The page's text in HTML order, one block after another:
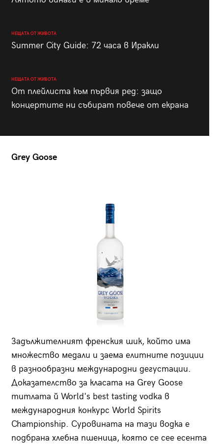
НЕЩАТА ОТ ЖИВОТА
Summer City Guide: 72 часа в Иракли
НЕЩАТА ОТ ЖИВОТА
От плейлиста към първия ред: защо
концертите ни събират повече от екрана
Grey Goose
Задължителният френския шик, който има
множество медали и заема елитните позиции
в разнообразни международни дегустации.
Доказателство за класата на Grey Goose
титлата й World's best tasting vodka в
международния конкурс World Spirits
Championship. Суровината на тази водка е
подбрана хлебна пшеница, която се сее есента